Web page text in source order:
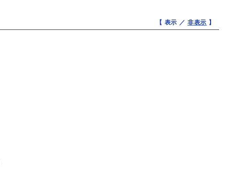
【 表示 ／ 非表示 】